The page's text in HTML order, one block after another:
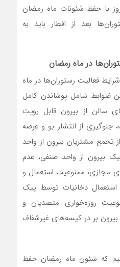
با حفظ شئونات ماه رمضان
بعد از افطار باید به
در ماه رمضان
فعالیت رستوران‌ها در ماه
ضوابط شامل پوشاندن کامل
سالن از بیرون قابل رویت
از انتشار بو و عرضه
تجمع مشتریان بیرون از واحد
بیرون از واحد صنفی، عدم
مجازی، ممنوعیت استعمال و
استعمال دخانیات توسط پیک
روزه‌خواری متصدیان و
بر در کیسه‌های غیرشفاف
که شئون ماه رمضان حفظ